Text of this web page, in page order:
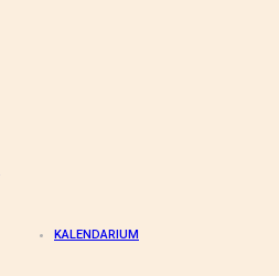
KALENDARIUM